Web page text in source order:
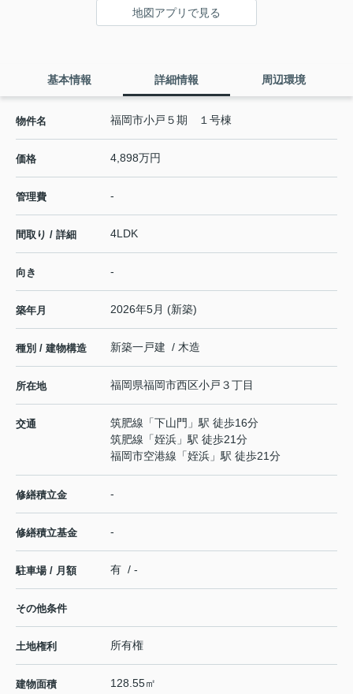
地図アプリで見る
基本情報 詳細情報 周辺環境
物件名 福岡市小戸５期 １号棟
価格 4,898万円
管理費 -
間取り / 詳細 4LDK
向き -
築年月 2026年5月 (新築)
種別 / 建物構造 新築一戸建 / 木造
所在地 福岡県福岡市西区小戸 ３丁目
交通 筑肥線 「下山門 」駅 徒歩16分
筑肥線 「姪浜 」駅 徒歩21分
福岡市空港線 「姪浜 」駅 徒歩21分
修繕積立金 -
修繕積立基金 -
駐車場 / 月額 有 / -
その他条件
土地権利 所有権
建物面積 128.55㎡